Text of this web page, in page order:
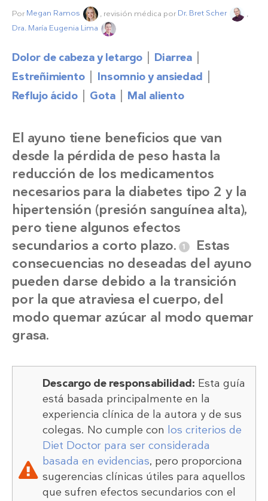
Por Megan Ramos , revisión médica por Dr. Bret Scher
Dra. María Eugenia Lima
Dolor de cabeza y letargo
Diarrea
Estreñimiento
Insomnio y ansiedad
Reflujo ácido
Gota Mal aliento
El ayuno tiene beneficios que van
desde la pérdida de peso hasta la
reducción de los medicamentos
necesarios para la diabetes tipo 2 y la
hipertensión (presión sanguínea alta),
pero tiene algunos efectos
secundarios a corto plazo.
Estas
consecuencias no deseadas del ayuno
pueden darse debido a la transición
por la que atraviesa el cuerpo, del
modo quemar azúcar al modo quemar
grasa.
Descargo de responsabilidad: Esta guía
está basada principalmente en la
experiencia clínica de la autora y de sus
colegas. No cumple con los criterios de
Diet Doctor para ser considerada
basada en evidencias, pero proporciona
sugerencias clínicas útiles para aquellos
que sufren efectos secundarios con el